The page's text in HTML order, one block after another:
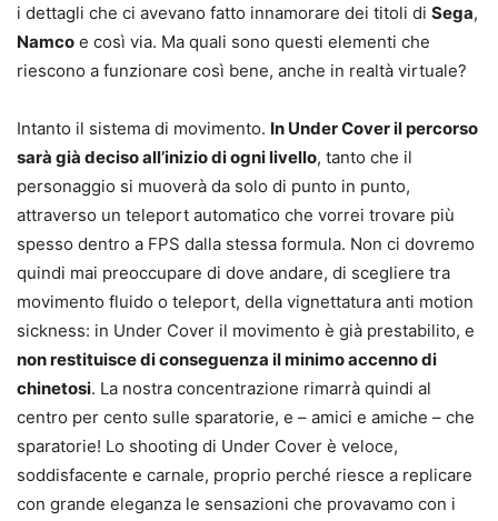
i dettagli che ci avevano fatto innamorare dei titoli di Sega,
Namco e così via. Ma quali sono questi elementi che
riescono a funzionare così bene, anche in realtà virtuale?
Intanto il sistema di movimento. In Under Cover il percorso
sarà già deciso all’inizio di ogni livello, tanto che il
personaggio si muoverà da solo di punto in punto,
attraverso un teleport automatico che vorrei trovare più
spesso dentro a FPS dalla stessa formula. Non ci dovremo
quindi mai preoccupare di dove andare, di scegliere tra
movimento fluido o teleport, della vignettatura anti motion
sickness: in Under Cover il movimento è già prestabilito, e
non restituisce di conseguenza il minimo accenno di
chinetosi. La nostra concentrazione rimarrà quindi al
centro per cento sulle sparatorie, e – amici e amiche – che
sparatorie! Lo shooting di Under Cover è veloce,
soddisfacente e carnale, proprio perché riesce a replicare
con grande eleganza le sensazioni che provavamo con i